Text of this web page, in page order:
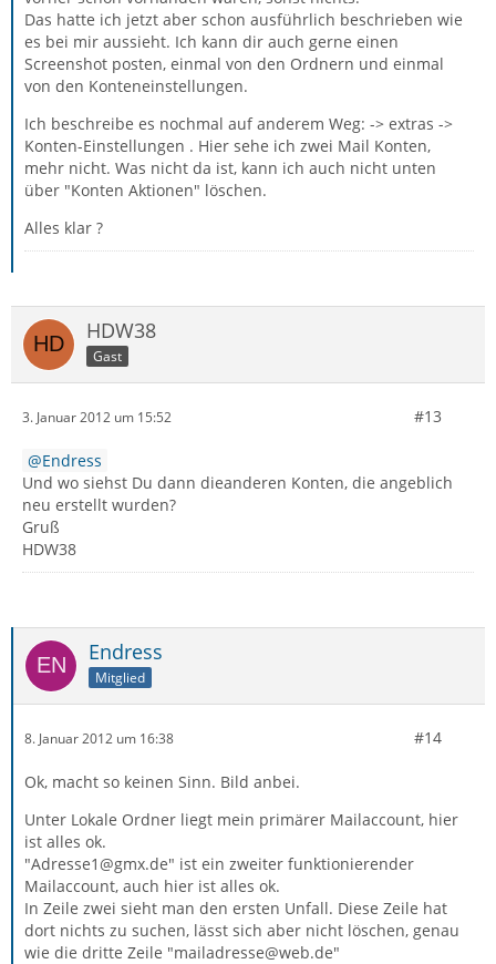
Das hatte ich jetzt aber schon ausführlich beschrieben wie
es bei mir aussieht. Ich kann dir auch gerne einen
Screenshot posten, einmal von den Ordnern und einmal
von den Konteneinstellungen.
Ich beschreibe es nochmal auf anderem Weg: -> extras ->
Konten-Einstellungen . Hier sehe ich zwei Mail Konten,
mehr nicht. Was nicht da ist, kann ich auch nicht unten
über "Konten Aktionen" löschen.
Alles klar ?
HDW38
Gast
3. Januar 2012 um 15:52 #13
Endress
Und wo siehst Du dann dieanderen Konten, die angeblich
neu erstellt wurden?
Gruß
HDW38
Endress
Mitglied
8. Januar 2012 um 16:38 #14
Ok, macht so keinen Sinn. Bild anbei.
Unter Lokale Ordner liegt mein primärer Mailaccount, hier
ist alles ok.
"Adresse1@gmx.de" ist ein zweiter funktionierender
Mailaccount, auch hier ist alles ok.
In Zeile zwei sieht man den ersten Unfall. Diese Zeile hat
dort nichts zu suchen, lässt sich aber nicht löschen, genau
wie die dritte Zeile "mailadresse@web.de"